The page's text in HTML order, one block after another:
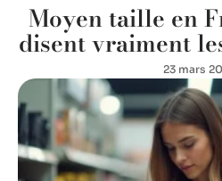
Moyen taille en
disent vraiment
23 mars